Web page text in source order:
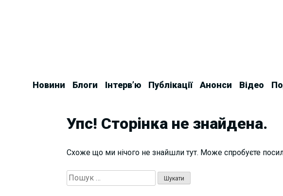
Новини Блоги Інтерв’ю Публікації Анонси Відео
Упс! Сторінка не знайдена.
Схоже що ми нічого не знайшли тут. Може спробуєте
Пошук: